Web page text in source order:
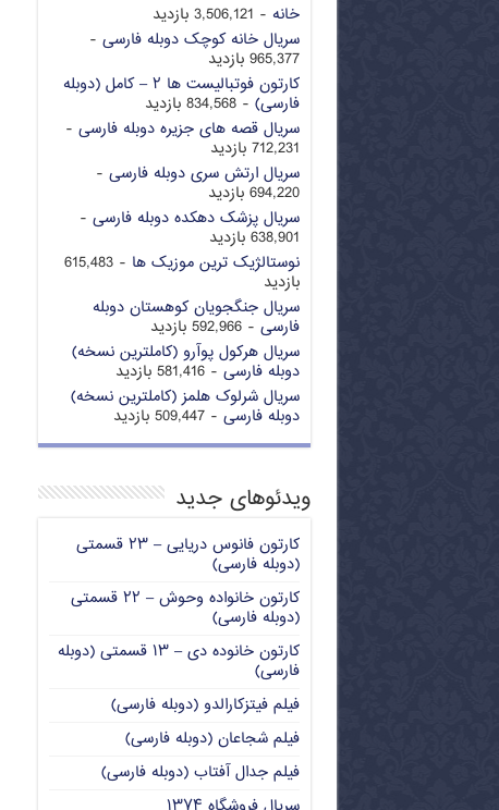
خانه - 3,506,121 بازدید
سریال خانه کوچک دوبله فارسی -
965,377 بازدید
کارتون فوتبالیست ها ۲ – کامل (دوبله
فارسی) - 834,568 بازدید
سریال قصه های جزیره دوبله فارسی -
712,231 بازدید
سریال ارتش سری دوبله فارسی -
694,220 بازدید
سریال پزشک دهکده دوبله فارسی -
638,901 بازدید
نوستالژیک ترین موزیک ها
- 615,483
بازدید
سریال جنگجویان کوهستان دوبله
فارسی - 592,966 بازدید
سریال هرکول پوآرو (کاملترین نسخه)
دوبله فارسی - 581,416 بازدید
سریال شرلوک هلمز (کاملترین نسخه)
دوبله فارسی - 509,447 بازدید
ویدئوهای جدید
کارتون فانوس دریایی – ۲۳ قسمتی
(دوبله فارسی)
کارتون خانواده وحوش – ۲۲ قسمتی
(دوبله فارسی)
کارتون خانوده دی – ۱۳ قسمتی (دوبله
فارسی)
فیلم فیتزکارالدو (دوبله فارسی)
فیلم شجاعان (دوبله فارسی)
فیلم جدال آفتاب (دوبله فارسی)